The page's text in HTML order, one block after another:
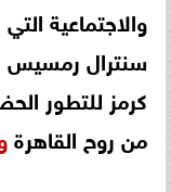
والاجتماعية
سنترال رمسيس
كرمز للتطور
من روح القاهرة